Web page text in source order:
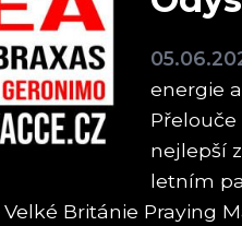
energie
nejlepší
letním
Británie Praying